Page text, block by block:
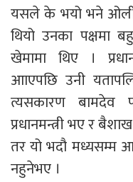
यसले के भयो भने ओलीले
थियो उनका पक्षमा
खेमामा थिए ।
आाएपछि उनी
त्यसकारण बामदेव
प्रधानमन्त्री भए र
तर यो भदौ मध्यसम्म
नहुनेभए ।